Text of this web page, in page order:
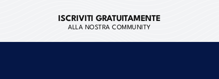
ISCRIVITI GRATUITAMENTE
ALLA NOSTRA COMMUNITY